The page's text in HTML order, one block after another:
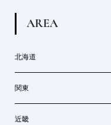
AREA
北海道
関東
近畿